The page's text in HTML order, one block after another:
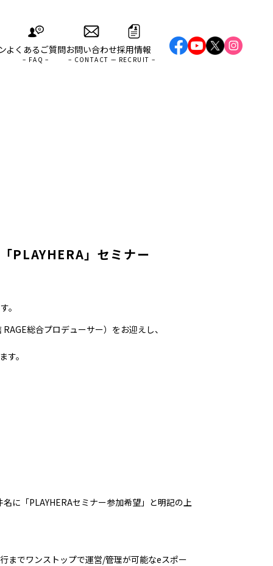
よくあるご質問お問い合わせ採用情報
PLAYHERA」セミナー
。
総合プロデューサー）をお迎えし、
。
に「PLAYHERAセミナー参加希望」と明記の上
までワンストップで運営/管理が可能なeスポー